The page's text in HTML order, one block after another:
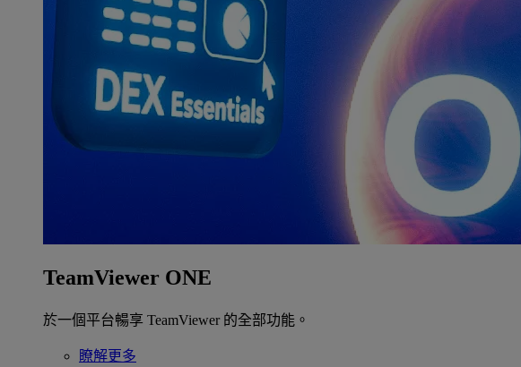
TeamViewer ONE
於一個平台暢享 TeamViewer 的全部功能。
瞭解更多